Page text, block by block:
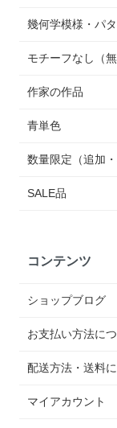
幾何学模様・パ
モチーフなし（
作家の作品
青単色
数量限定（追加・
SALE品
コンテンツ
ショップブログ
お支払い方法に
配送方法・送料
マイアカウント